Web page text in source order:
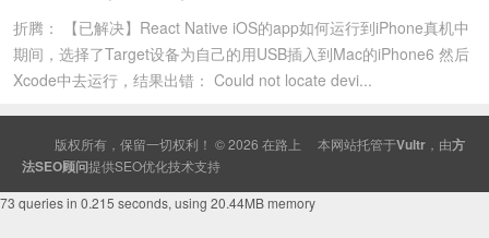
折腾： 【已解决】React Native iOS的app如何运行到iPhone真机中
期间，选择了Target设备为自己的用USB插入到Mac的iPhone6 然后
Xcode中去运行，结果出错： Could not locate devi...
版权所有，保留一切权利！ © 2026 在路上 本网站托管于Vultr ，由方
法SEO顾问提供SEO优化技术支持
73 queries in 0.215 seconds, using 20.44MB memory